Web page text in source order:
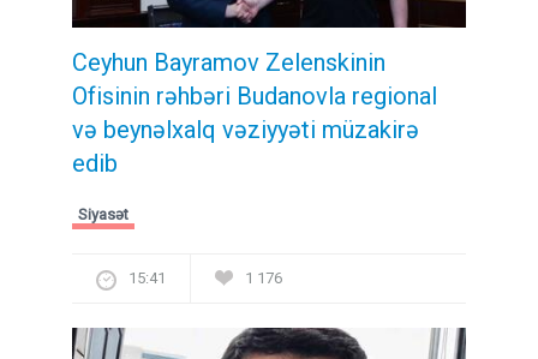
Ceyhun Bayramov Zelenskinin
Ofisinin rəhbəri Budanovla regional
və beynəlxalq vəziyyəti müzakirə
edib
Siyasət
15:41 1 176